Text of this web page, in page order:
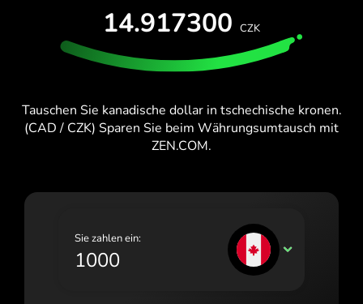
España (Español)
France (Français)
Italia (Italiano)
Κύπρος (Ελληνικά)
Malta (English)
Karten & Pläne
Entwickler
HILFE-CENTER
14.917300 CZK
Tauschen Sie kanadische dollar in tschechische kronen.
(CAD / CZK) Sparen Sie beim Währungsumtausch mit
ZEN.COM.
Sie zahlen ein:
CAD